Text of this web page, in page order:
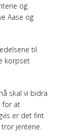
og
Aase og
til
korpset
skal vi bidra
for at
er det fint
jentene.